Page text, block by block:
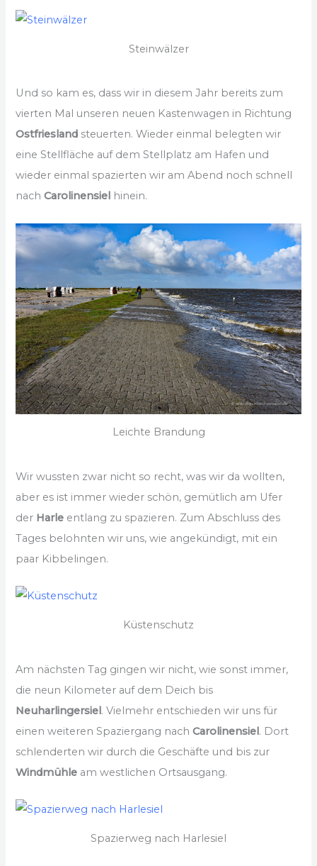
Steinwälzer
Und so kam es, dass wir in diesem Jahr bereits zum
vierten Mal unseren neuen Kastenwagen in Richtung
Ostfriesland steuerten. Wieder einmal belegten wir
eine Stellfläche auf dem Stellplatz am Hafen und
wieder einmal spazierten wir am Abend noch schnell
nachCarolinensiel hinein.
Leichte Brandung
Wir wussten zwar nicht so recht, was wir da wollten,
aber es ist immer wieder schön, gemütlich am Ufer
der Harle entlang zu spazieren. Zum Abschluss des
Tages belohnten wir uns, wie angekündigt, mit ein
paar Kibbelingen.
Küstenschutz
Am nächsten Tag gingen wir nicht, wie sonst immer,
die neun Kilometer auf dem Deich bis
Neuharlingersiel. Vielmehr entschieden wir uns für
einen weiteren Spaziergang nachCarolinensiel. Dort
schlenderten wir durch die Geschäfte und bis zur
Windmühle am westlichen Ortsausgang.
Spazierweg nach Harlesiel